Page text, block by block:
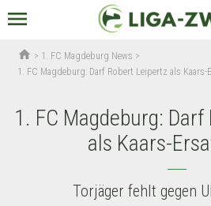
menu
home > 1. FC Magdeburg News >
1. FC Magdeburg: Darf Robert Leipertz als Kaars-
1. FC Magdeburg:
als Kaars-
Torjäger fehlt gegen